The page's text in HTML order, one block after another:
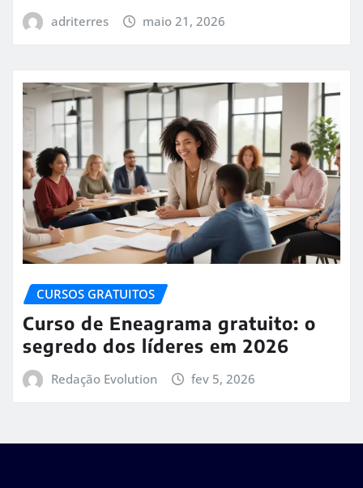
adriterres maio 21, 2026
CURSOS GRATUITOS
Curso de Eneagrama gratuito: o
segredo dos líderes em 2026
Redação Evolution fev 5, 2026